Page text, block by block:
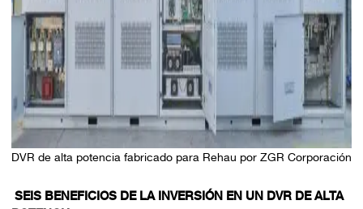
DVR de alta potencia fabricado para Rehau por ZGR Corporación
SEIS BENEFICIOS DE LA INVERSIÓN EN UN DVR DE ALTA